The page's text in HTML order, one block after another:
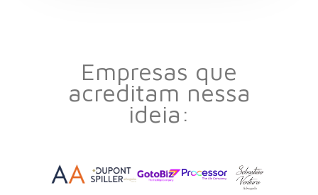
Empresas que
acreditam nessa
ideia: